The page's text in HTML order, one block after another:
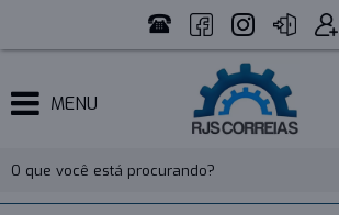
MENU